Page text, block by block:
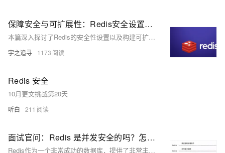
保障安全与可扩展性：Redis安全设置与集群扩展
本篇深入探讨了Redis的安全性设置以及构建可扩展的Redis集群的方法。我们首先介绍了如何通过设置密码、禁用危险命令和限制访问来加强Redis的安全性。进一步地，我们讨论了如何进行访问控制和权限管理，以确保只有授权用户可以访问和操作Redis。
宇之追寻 1173
Redis 安全
10月更文挑战第20天
听白 211
面试官问：Redis 是并发安全的吗？怎么做到的？
Redis作为一个非常成功的数据库，提供了非常丰富的数据类型和命令，使用这些，我们可以轻易而高效地完成很多缓存操作，可是总有一些比较特殊问题或需求需要解决，这时候可能就需要我们自己定制自己的 Redis 数据结构和命令。